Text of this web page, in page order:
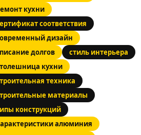
кухни
соответствия
дизайн
долгов
стиль интерьера
кухни
техника
материалы
конструкций
алюминия